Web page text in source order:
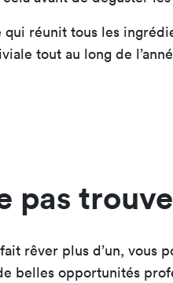
réunit tous les
tout au long de
pas
rêver plus d’un, vous
belles opportunités